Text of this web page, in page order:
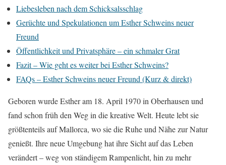
Liebesleben nach dem Schicksalsschlag
Gerüchte und Spekulationen um Esther Schweins neuer
Freund
Öffentlichkeit und Privatsphäre – ein schmaler Grat
Fazit – Wie geht es weiter bei Esther Schweins?
FAQs – Esther Schweins neuer Freund (Kurz & direkt)
Geboren wurde Esther am 18. April 1970 in Oberhausen und
fand schon früh den Weg in die kreative Welt. Heute lebt sie
größtenteils auf Mallorca, wo sie die Ruhe und Nähe zur Natur
genießt. Ihre neue Umgebung hat ihre Sicht auf das Leben
verändert – weg von ständigem Rampenlicht, hin zu mehr